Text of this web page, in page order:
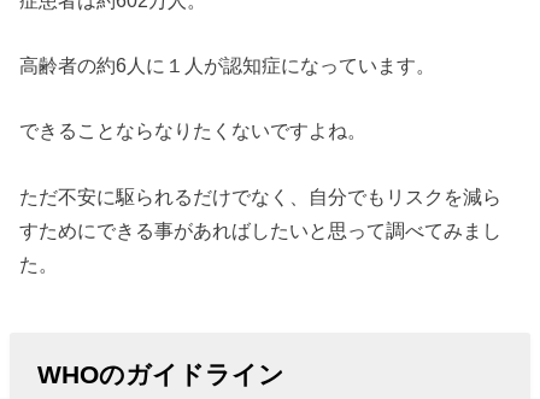
高齢者の約6人に１人が認知症になっています。
できることならなりたくないですよね。
ただ不安に駆られるだけでなく、自分でもリスクを減ら
すためにできる事があればしたいと思って調べてみまし
た。
WHOのガイドライン